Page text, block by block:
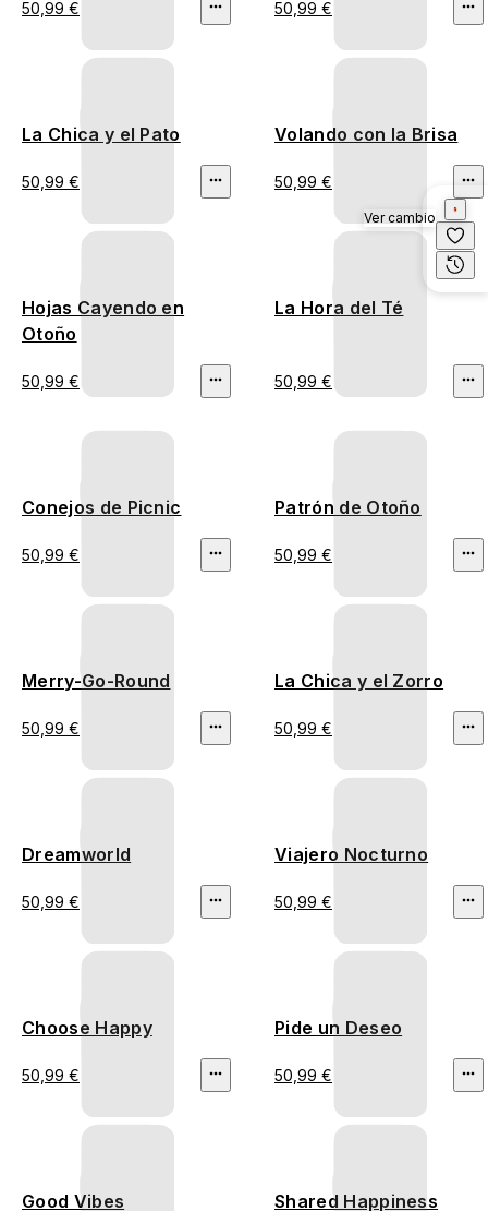
50,99 € 50,99 €
La Chica y el Pato
50,99 €
Volando con la Brisa
50,99 €
Hojas Cayendo en
Otoño
50,99 €
La Hora del Té
50,99 €
Conejos de Picnic
50,99 €
Patrón de Otoño
50,99 €
Merry-Go-Round
50,99 €
La Chica y el Zorro
50,99 €
Dreamworld
50,99 €
Viajero Nocturno
50,99 €
Choose Happy
50,99 €
Pide un Deseo
50,99 €
Good Vibes Shared Happiness
Ver cambio